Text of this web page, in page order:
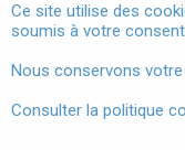
Ce site utilise des
soumis à votre
Nous conservons
Consulter la politique